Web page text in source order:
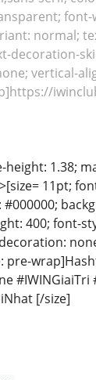
font-
normal;
decoration-
vertical-
1.38;
11pt;
400; font-
pre-
#IWINGiaiTri
[/size]